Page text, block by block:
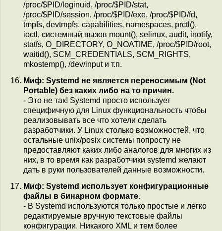
/proc/$PID/loginuid, /proc/$PID/stat,
/proc/$PID/session, /proc/$PID/exe, /proc/$PID/fd,
tmpfs, devtmpfs, capabilities, namespaces, prctl(),
ioctl, системный вызов mount(), selinux, audit, inotify,
statfs, O_DIRECTORY, O_NOATIME, /proc/$PID/root,
waitid(), SCM_CREDENTIALS, SCM_RIGHTS,
mkostemp(), /dev/input и т.п.
Миф: Systemd не является переносимым (Not
Portable) без каких либо на то причин.
- Это не так! Systemd просто использует
специфичную для Linux функциональность чтобы
реализовывать все что хотели сделать
разработчики. У Linux столько возможностей, что
остальные unix/posix системы попросту не
предоставляют каких либо аналогов для многих из
них, в то время как разработчики systemd желают
дать в руки пользователей данные возможности.
Миф: Systemd использует конфигурационные
файлы в бинарном формате.
- В Systemd используются только простые и легко
редактируемые вручную текстовые файлы
конфигурации. Никакого XML и тем более